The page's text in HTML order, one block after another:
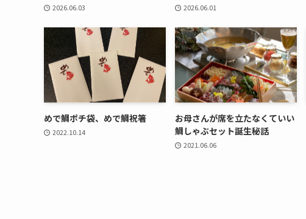
2026.06.03 2026.06.01
めで鯛ポチ袋、めで鯛祝箸
2022.10.14
お母さんが席を立たなくていい
鯛しゃぶセット誕生秘話
2021.06.06